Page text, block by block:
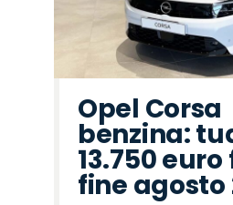
Opel Corsa
benzina:
13.750
fine agosto